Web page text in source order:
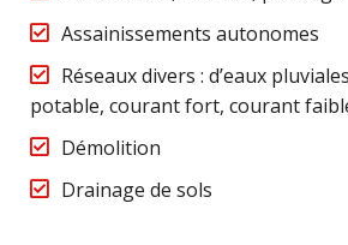
Assainissements autonomes
Réseaux divers : d’eaux
potable, courant fort, courant
Démolition
Drainage de sols